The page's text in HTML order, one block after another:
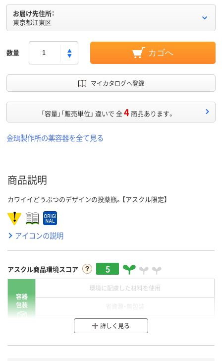
お届け先住所：
東京都江東区
数量 カゴへ
マイカタログへ登録
「容量」「販売単位」 違いで 全4 商品あります。
金鵄製作所の薬容器を全て見る
商品説明
カワイイどうぶつのデザインの投薬瓶。【アスクル限定】
アイコンの説明
アスクル商品環境スコア 5
容器
包装
環境に配慮した材料を使用
分別・リサイクルしやすい設計
詳しく見る